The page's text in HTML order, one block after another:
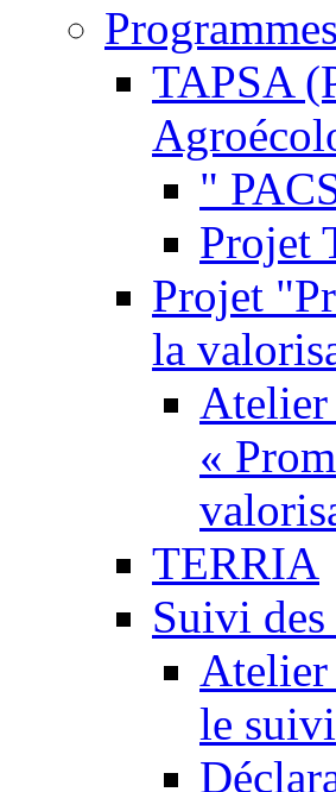
TAPSA
"
Projet
Projet
la
Atelier
«
TERRIA
Suivi
Atelier
le